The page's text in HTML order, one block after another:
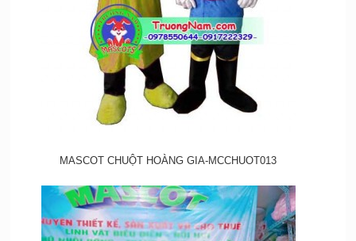
MASCOT CHUỘT HOÀNG GIA-MCCHUOT013